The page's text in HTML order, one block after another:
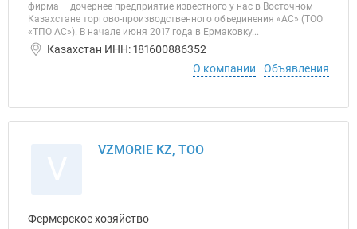
фирма – дочернее предприятие известного у нас в Восточном
Казахстане торгово-производственного объединения «АС» (ТОО
«ТПО АС»). В начале июня 2017 года в Ермаковку...
Казахстан ИНН: 181600886352
О компании
Объявления
VZMORIE KZ, ТОО
Фермерское хозяйство